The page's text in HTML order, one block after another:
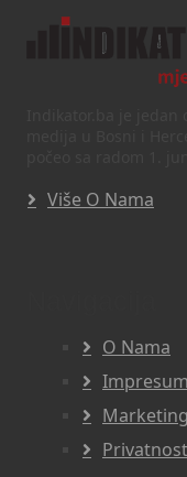
Više O Nama
O Nama
Impresum
Marketing